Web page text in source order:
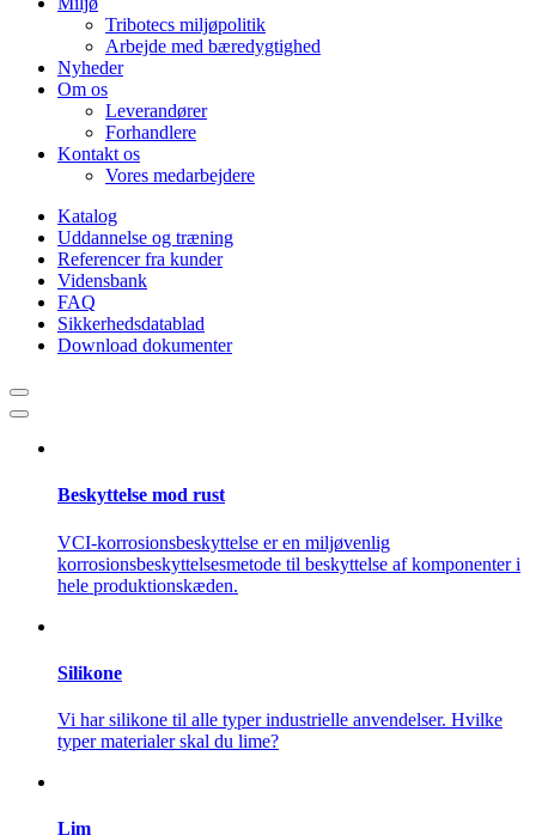
Tribotecs miljøpolitik
Arbejde med bæredygtighed
Nyheder
Om os
Leverandører
Forhandlere
Kontakt os
Vores medarbejdere
Katalog
Uddannelse og træning
Referencer fra kunder
Vidensbank
FAQ
Sikkerhedsdatablad
Download dokumenter
Beskyttelse mod rust
VCI-korrosionsbeskyttelse er en miljøvenlig
korrosionsbeskyttelsesmetode til beskyttelse af komponenter i
hele produktionskæden.
Silikone
Vi har silikone til alle typer industrielle anvendelser. Hvilke
typer materialer skal du lime?
Lim